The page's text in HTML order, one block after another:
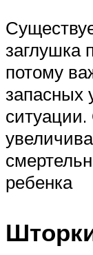
заглушка
потому
запасных
ребенка